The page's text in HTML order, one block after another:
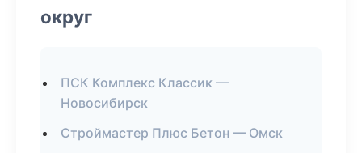
округ
ПСК Комплекс Классик —
Новосибирск
Строймастер Плюс Бетон — Омск